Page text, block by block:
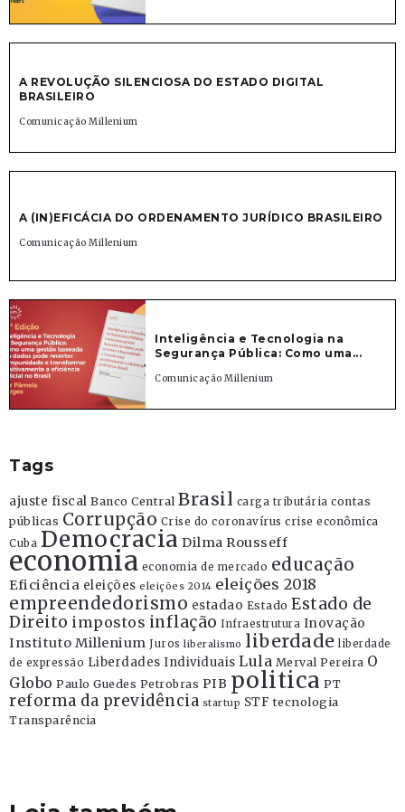
A REVOLUÇÃO SILENCIOSA DO ESTADO DIGITAL
BRASILEIRO
Comunicação Millenium
A (IN)EFICÁCIA DO ORDENAMENTO JURÍDICO BRASILEIRO
Comunicação Millenium
Inteligência e Tecnologia na
Segurança Pública: Como uma...
Comunicação Millenium
Tags
ajuste fiscal Banco Central Brasil carga tributária contas
públicas Corrupção Crise do coronavírus crise econômica
Cuba Democracia Dilma Rousseff
economia economia de mercado educação
Eficiência eleições eleições 2014 eleições 2018
empreendedorismo estadao Estado Estado de
Direito impostos inflação Infraestrutura Inovação
Instituto Millenium Juros liberalismo liberdade liberdade
de expressão Liberdades Individuais Lula Merval Pereira O
Globo Paulo Guedes Petrobras PIB politica PT
reforma da previdência startup STF tecnologia
Transparência